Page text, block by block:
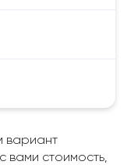
вариант
вами стоимость,